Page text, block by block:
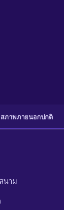
สภาพภายนอกปกติ
นาม